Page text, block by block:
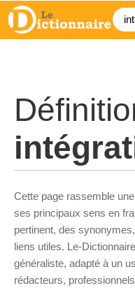
Cette page rassemble
ses principaux sens en
pertinent, des
liens utiles. Le-
généraliste, adapté à un
rédacteurs,